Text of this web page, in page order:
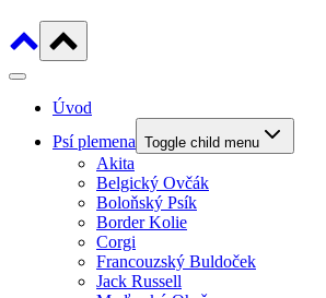
Úvod
Psí plemena Toggle child menu
Akita
Belgický Ovčák
Boloňský Psík
Border Kolie
Corgi
Francouzský Buldoček
Jack Russell